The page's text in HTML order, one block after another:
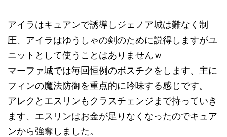
アイラはキュアンで誘導しジェノア城は難なく制
圧、アイラはゆうしゃの剣のために説得しますがユ
ニットとして使うことはありませんｗ
マーファ城では毎回恒例のボスチクをします、主に
フィンの魔法防御を重点的に吟味する感じです。
アレクとエスリンもクラスチェンジまで持っていき
ます、エスリンはお金が足りなくなったのでキュア
ンから強奪しました。